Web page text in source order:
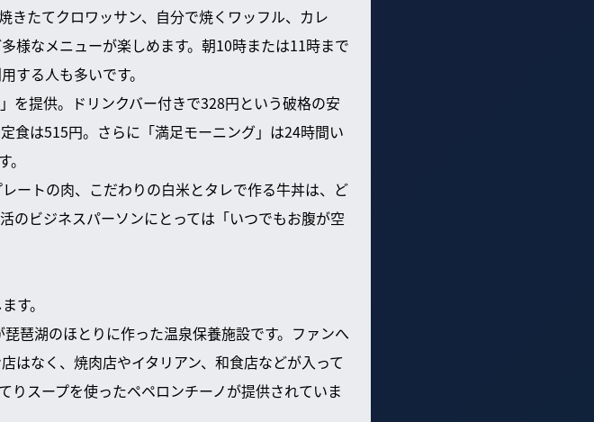
きたてクロワッサン、自分で焼くワッフル、カレ
様なメニューが楽しめます。朝10時または11時まで
する人も多いです。
を提供。ドリンクバー付きで328円という破格の安
食は515円。さらに「満足モーニング」は24時間い
ートの肉、こだわりの白米とタレで作る牛丼は、ど
のビジネスパーソンにとっては「いつでもお腹が空
す。
琶湖のほとりに作った温泉保養施設です。ファンへ
はなく、焼肉店やイタリアン、和食店などが入って
りスープを使ったペペロンチーノが提供されていま